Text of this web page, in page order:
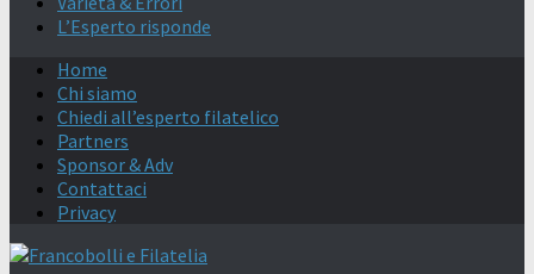
L’Esperto risponde
Home
Chi siamo
Chiedi all’esperto filatelico
Partners
Sponsor & Adv
Contattaci
Privacy